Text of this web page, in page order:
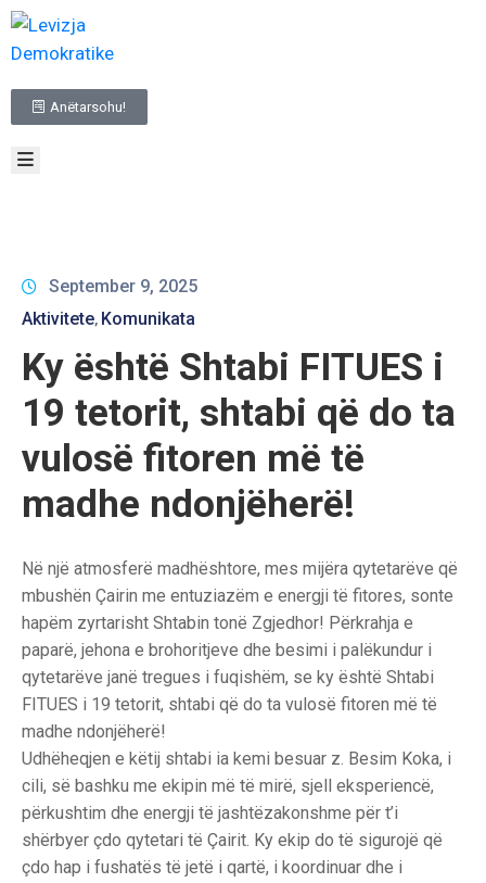
Anëtarsohu!
BALLINA
RRETH
TË
KARAKTER
PUBLIK
NA
KONTAKTO
September 9, 2025
Aktivitete‚ Komunikata
Ky është Shtabi FITUES i
19 tetorit, shtabi që do ta
vulosë fitoren më të
madhe ndonjëherë!
Në një atmosferë madhështore, mes mijëra qytetarëve që
mbushën Çairin me entuziazëm e energji të fitores, sonte
hapëm zyrtarisht Shtabin tonë Zgjedhor! Përkrahja e
paparë, jehona e brohoritjeve dhe besimi i palëkundur i
qytetarëve janë tregues i fuqishëm, se ky është Shtabi
FITUES i 19 tetorit, shtabi që do ta vulosë fitoren më të
madhe ndonjëherë!
Udhëheqjen e këtij shtabi ia kemi besuar z. Besim Koka, i
cili, së bashku me ekipin më të mirë, sjell eksperiencë,
përkushtim dhe energji të jashtëzakonshme për t’i
shërbyer çdo qytetari të Çairit. Ky ekip do të sigurojë që
çdo hap i fushatës të jetë i qartë, i koordinuar dhe i